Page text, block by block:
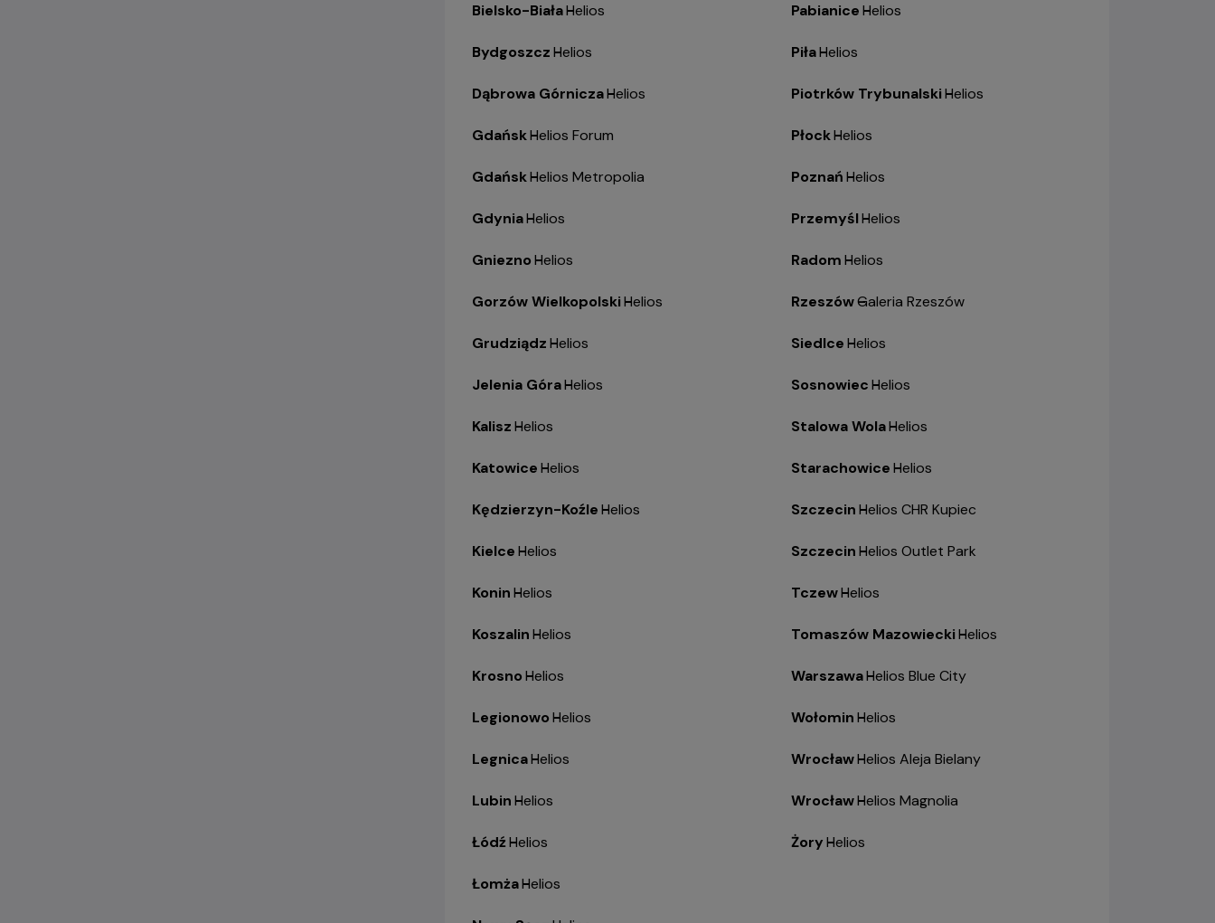
Bielsko-Biała-
Helios
Bydgoszcz-
Helios
Dąbrowa Górnicza-
Helios
Gdańsk-
Helios Forum
Gdańsk-
Helios Metropolia
Gdynia-
Helios
Gniezno-
Helios
Gorzów Wielkopolski-
Helios
Grudziądz-
Helios
Jelenia Góra-
Helios
Kalisz-
Helios
Katowice-
Helios
Kędzierzyn-Koźle-
Helios
Kielce-
Helios
Konin-
Helios
Koszalin-
Helios
Krosno-
Helios
Legionowo-
Helios
Legnica-
Helios
Lubin-
Helios
Łódź-
Helios
Łomża-
Helios
Pabianice-
Helios
Piła-
Helios
Piotrków Trybunalski-
Helios
Płock-
Helios
Poznań-
Helios
Przemyśl-
Helios
Radom-
Helios
Rzeszów-
Galeria Rzeszów
Siedlce-
Helios
Sosnowiec-
Helios
Stalowa Wola-
Helios
Starachowice-
Helios
Szczecin-
Helios CHR Kupiec
Szczecin-
Helios Outlet Park
Tczew-
Helios
Tomaszów Mazowiecki-
Helios
Warszawa-
Helios Blue City
Wołomin-
Helios
Wrocław-
Helios Aleja Bielany
Wrocław-
Helios Magnolia
Żory-
Helios